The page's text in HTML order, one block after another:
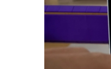
MacBook Pro 2021
MacBook Pro 2020
MacBook Pro 2019
MacBook Pro 2018